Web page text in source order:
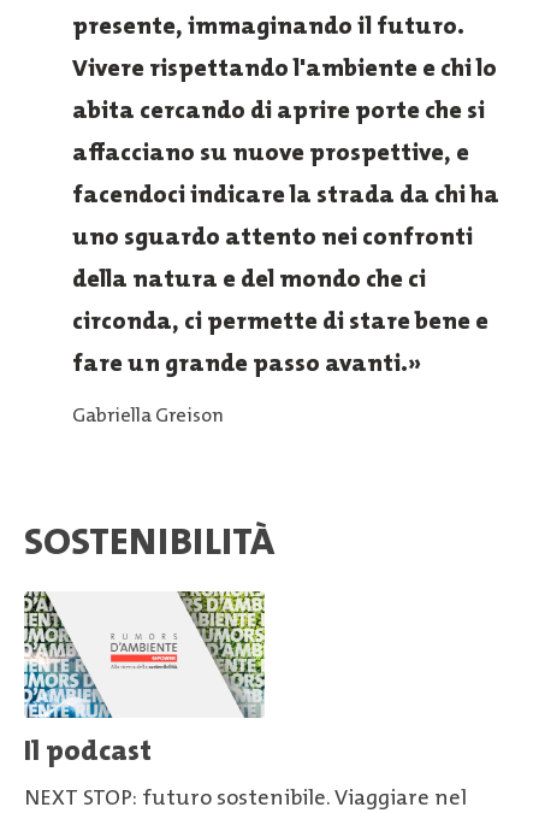
presente, immaginando il futuro.
Vivere rispettando l'ambiente e chi lo
abita cercando di aprire porte che si
affacciano su nuove prospettive, e
facendoci indicare la strada da chi ha
uno sguardo attento nei confronti
della natura e del mondo che ci
circonda, ci permette di stare bene e
fare un grande passo avanti.
Gabriella Greison
SOSTENIBILITÀ
Il podcast
NEXT STOP: futuro sostenibile. Viaggiare nel